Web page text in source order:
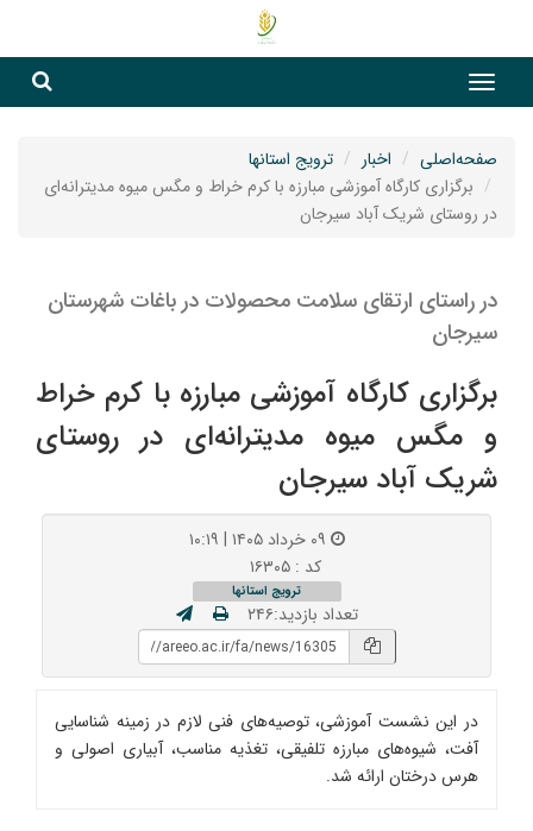
صفحه‌اصلی اخبار
ترویج استانها
برگزاری کارگاه آموزشی مبارزه با کرم خراط و مگس میوه مدیترانه‌ای
در روستای شریک آباد سیرجان
در راستای ارتقای سلامت محصولات در باغات شهرستان
سیرجان
برگزاری کارگاه آموزشی مبارزه با کرم خراط
و مگس میوه مدیترانه‌ای در روستای
شریک آباد سیرجان
کد : ۱۶۳۰۵
ترویج استانها
تعداد بازدید:۲۴۶
در این نشست آموزشی، توصیه‌های فنی لازم در زمینه شناسایی
آفت، شیوه‌های مبارزه تلفیقی، تغذیه مناسب، آبیاری اصولی و
هرس درختان ارائه شد.